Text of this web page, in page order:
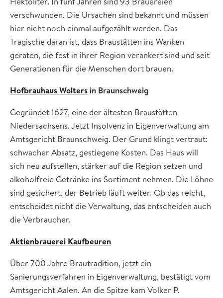
verschwunden. Die Ursachen sind bekannt und müssen
hier nicht noch einmal aufgezählt werden. Das
Tragische daran ist, dass Braustätten ins Wanken
geraten, die fest in ihrer Region verankert sind und seit
Generationen für die Menschen dort brauen.
Hofbrauhaus Wolters in Braunschweig
Gegründet 1627, eine der ältesten Braustätten
Niedersachsens. Jetzt Insolvenz in Eigenverwaltung am
Amtsgericht Braunschweig. Der Grund klingt vertraut:
schwacher Absatz, gestiegene Kosten. Das Haus will
sich neu aufstellen, stärker auf die Region setzen und
alkoholfreie Getränke ins Sortiment nehmen. Die Löhne
sind gesichert, der Betrieb läuft weiter. Ob das reicht,
entscheidet nicht die Verwaltung, das entscheiden auch
die Verbraucher.
Aktienbrauerei Kaufbeuren
Über 700 Jahre Brautradition, jetzt ein
Sanierungsverfahren in Eigenverwaltung, bestätigt vom
Amtsgericht Aalen. An die Spitze kam Volker P.